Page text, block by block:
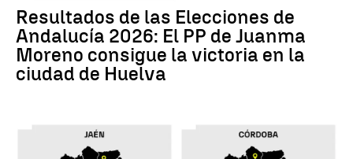
Resultados de las Elecciones de
Andalucía 2026: El PP de Juanma
Moreno consigue la victoria en la
ciudad de Huelva